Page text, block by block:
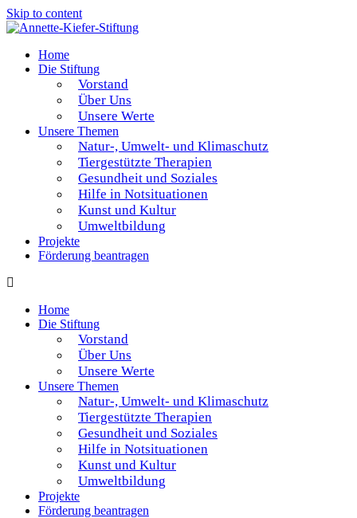
Skip to content
Home
Die Stiftung
Vorstand
Über Uns
Unsere Werte
Unsere Themen
Natur-, Umwelt- und Klimaschutz
Tiergestützte Therapien
Gesundheit und Soziales
Hilfe in Notsituationen
Kunst und Kultur
Umweltbildung
Projekte
Förderung beantragen
Home
Die Stiftung
Vorstand
Über Uns
Unsere Werte
Unsere Themen
Natur-, Umwelt- und Klimaschutz
Tiergestützte Therapien
Gesundheit und Soziales
Hilfe in Notsituationen
Kunst und Kultur
Umweltbildung
Projekte
Förderung beantragen